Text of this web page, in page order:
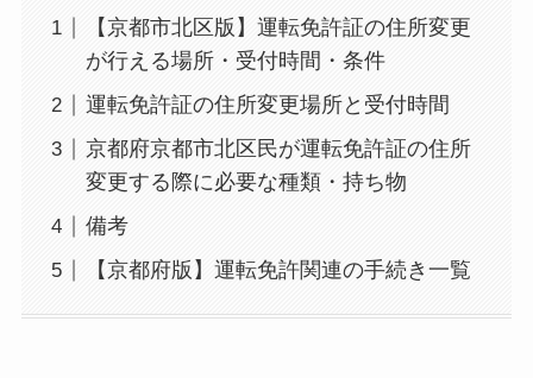
【京都市北区版】運転免許証の住所変更
が行える場所・受付時間・条件
運転免許証の住所変更場所と受付時間
京都府京都市北区民が運転免許証の住所
変更する際に必要な種類・持ち物
備考
【京都府版】運転免許関連の手続き一覧